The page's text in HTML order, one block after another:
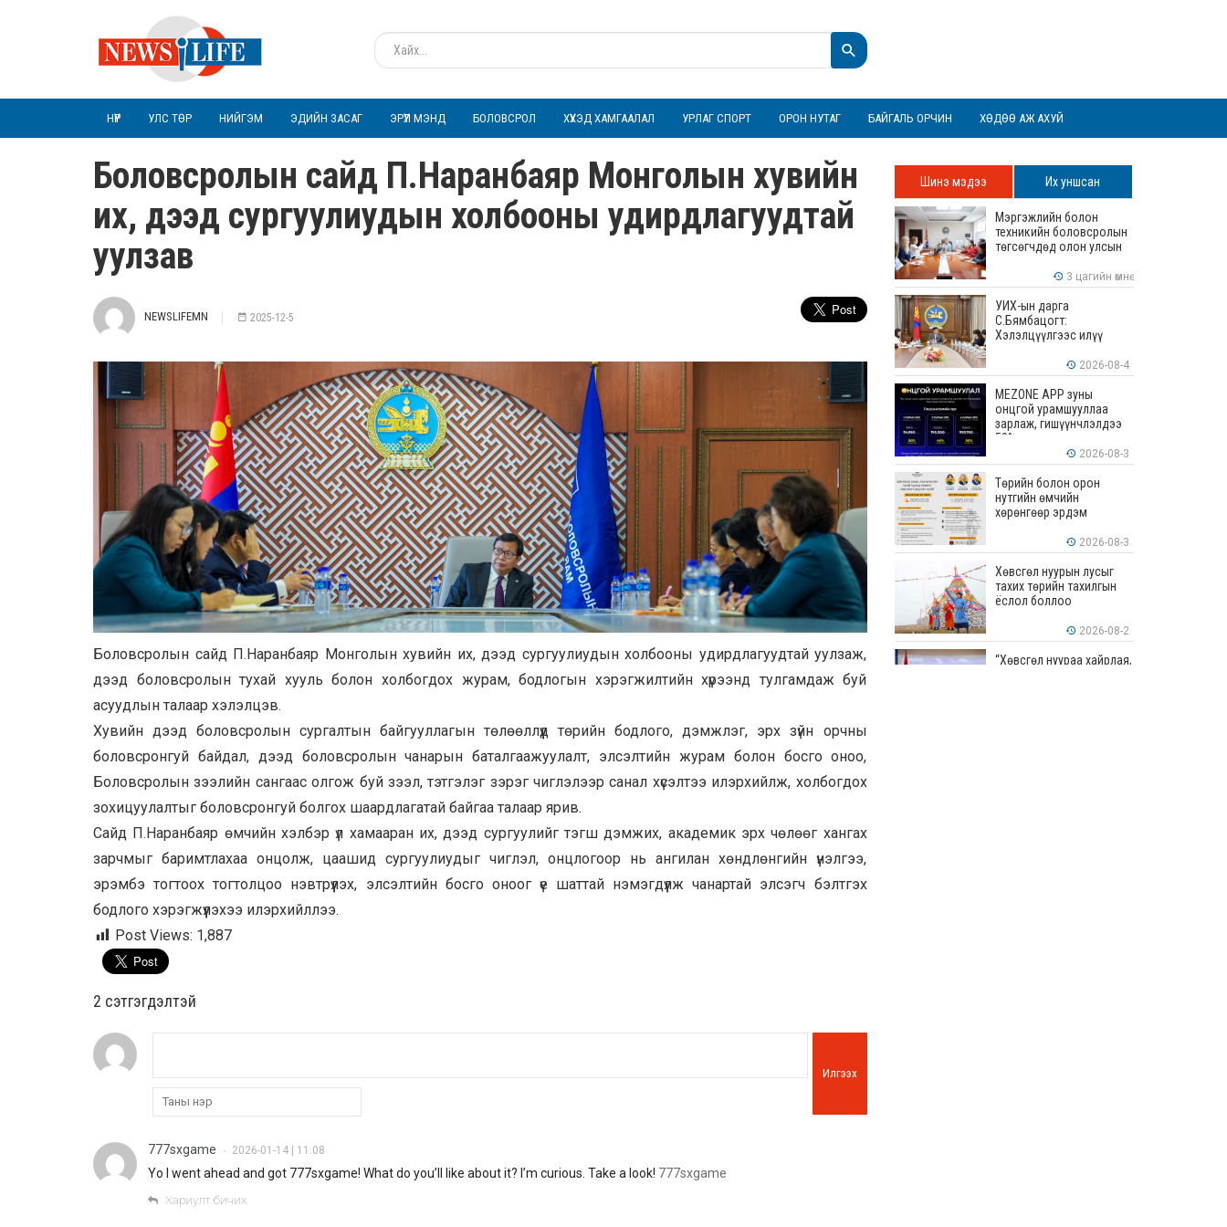
НҮҮР УЛС ТӨР НИЙГЭМ ЭДИЙН ЗАСАГ ЭРҮҮЛ МЭНД БОЛОВСРОЛ ХҮҮХЭД ХАМГААЛАЛ УРЛАГ СПОРТ ОРОН НУТАГ БАЙГАЛЬ ОРЧИН ХӨДӨӨ АЖ АХУЙ
Боловсролын сайд П.Наранбаяр Монголын хувийн
их, дээд сургуулиудын холбооны удирдлагуудтай
уулзав
NEWSLIFEMN 2025-12-5
Боловсролын сайд П.Наранбаяр Монголын хувийн их, дээд сургуулиудын холбооны удирдлагуудтай уулзаж,
дээд боловсролын тухай хууль болон холбогдох журам, бодлогын хэрэгжилтийн хүрээнд тулгамдаж буй
асуудлын талаар хэлэлцэв.
Хувийн дээд боловсролын сургалтын байгууллагын төлөөллүүд төрийн бодлого, дэмжлэг, эрх зүйн орчны
боловсронгуй байдал, дээд боловсролын чанарын баталгаажуулалт, элсэлтийн журам болон босго оноо,
Боловсролын зээлийн сангаас олгож буй зээл, тэтгэлэг зэрэг чиглэлээр санал хүсэлтээ илэрхийлж, холбогдох
зохицуулалтыг боловсронгуй болгох шаардлагатай байгаа талаар ярив.
Сайд П.Наранбаяр өмчийн хэлбэр үл хамааран их, дээд сургуулийг тэгш дэмжих, академик эрх чөлөөг хангах
зарчмыг баримтлахаа онцолж, цаашид сургуулиудыг чиглэл, онцлогоор нь ангилан хөндлөнгийн үнэлгээ,
эрэмбэ тогтоох тогтолцоо нэвтрүүлэх, элсэлтийн босго оноог үе шаттай нэмэгдүүлж чанартай элсэгч бэлтгэх
бодлого хэрэгжүүлэхээ илэрхийллээ.
Post Views: 1,887
2 cэтгэгдэлтэй
Илгээх
777sxgame • 2026-01-14 | 11:08
Yo I went ahead and got 777sxgame! What do you’ll like about it? I’m curious. Take a look! 777sxgame
Хариулт бичих
Шинэ мэдээ Их уншсан
Мэргэжлийн болон
техникийн боловсролын
төгсөгчдөд олон улсын
зөвшөөрөгдөх ур
чадваруудыг олгоно
3 цагийн өмнө
УИХ-ын дарга
С.Бямбацогт:
Хэлэлцүүлгээс илүү
илүү бодит үр дүн чухал
2026-08-4
MEZONE APP зуны
онцгой урамшууллаа
зарлаж, гишүүнчлэлдээ
50% хүртэлх хөнгөлөлт
үзүүлж эхэллээ 2026-08-3
Төрийн болон орон
нутгийн өмчийн
хөрөнгөөр эрдэм
ажил хийхэд тендерийн
болон гүйцэтгэлийн
баталгаа гаргахгүй
2026-08-3
Хөвсгөл нуурын лусыг
тахих төрийн тахилгын
ёслол боллоо
2026-08-2
“Хөвсгөл нуураа хайрлая,